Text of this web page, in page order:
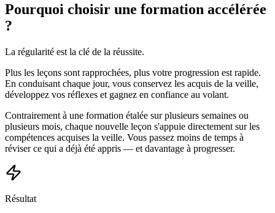
Pourquoi choisir une formation accélérée
?
La régularité est la clé de la réussite.
Plus les leçons sont rapprochées, plus votre progression est rapide.
En conduisant chaque jour, vous conservez les acquis de la veille,
développez vos réflexes et gagnez en confiance au volant.
Contrairement à une formation étalée sur plusieurs semaines ou
plusieurs mois, chaque nouvelle leçon s'appuie directement sur les
compétences acquises la veille. Vous passez moins de temps à
réviser ce qui a déjà été appris — et davantage à progresser.
Résultat